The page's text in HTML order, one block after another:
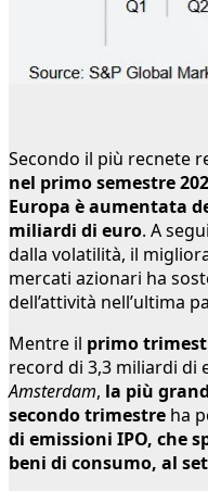
Secondo il più recnete
nel primo semestre
Europa è aumentata
miliardi di euro. A
dalla volatilità, il
mercati azionari ha
dell’attività nell’ultima
Mentre il primo
record di 3,3 miliardi di
Amsterdam, la più
secondo trimestre ha
di emissioni IPO, che
beni di consumo, al